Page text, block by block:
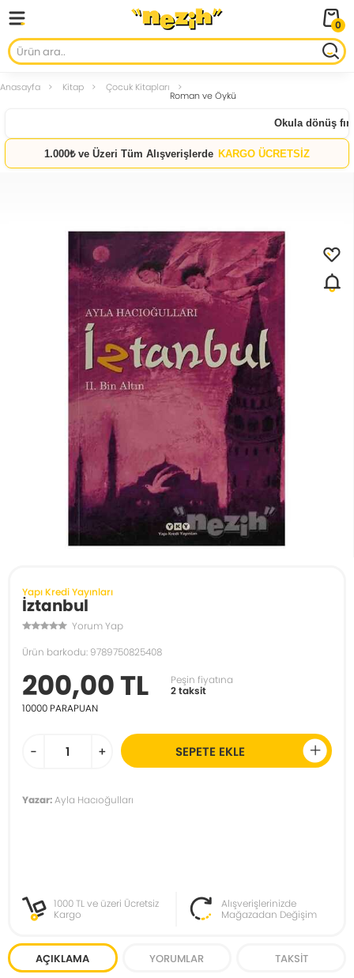
0
Anasayfa Kitap Çocuk Kitapları
Roman ve Öykü
Okula dönüş
1.000₺ ve Üzeri Tüm Alışverişlerde KARGO ÜCRETSİZ
Yapı Kredi Yayınları
İztanbul
Yorum Yap
Ürün barkodu: 9789750825408
200,00 TL
Peşin fiyatına
2 taksit
10000 PARAPUAN
- + SEPETE EKLE
Yazar:Ayla Hacıoğulları
1000 TL ve üzeri Ücretsiz
Kargo
Alışverişlerinizde
Mağazadan Değişim
AÇIKLAMA YORUMLAR TAKSIT